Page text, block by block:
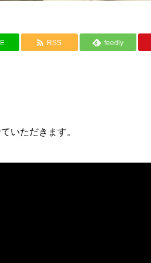
RSS feedly
いただきます。